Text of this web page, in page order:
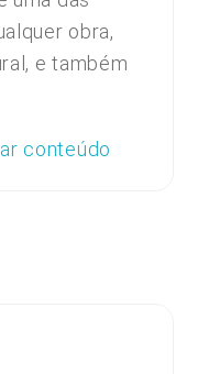
obra,
e também
conteúdo